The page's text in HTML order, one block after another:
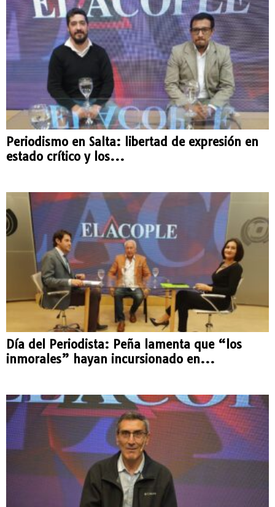
Periodismo en Salta: libertad de expresión en
estado crítico y los...
Día del Periodista: Peña lamenta que “los
inmorales” hayan incursionado en...